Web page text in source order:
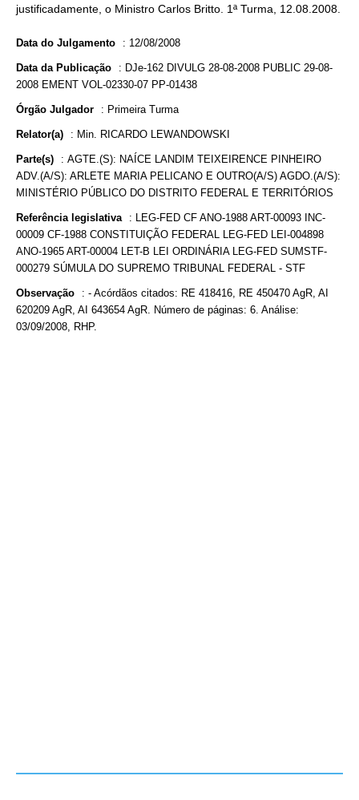
justificadamente, o Ministro Carlos Britto. 1ª Turma, 12.08.2008.
Data do Julgamento : 12/08/2008
Data da Publicação : DJe-162 DIVULG 28-08-2008 PUBLIC 29-08-
2008 EMENT VOL-02330-07 PP-01438
Órgão Julgador : Primeira Turma
Relator(a) : Min. RICARDO LEWANDOWSKI
Parte(s) : AGTE.(S): NAÍCE LANDIM TEIXEIRENCE PINHEIRO
ADV.(A/S): ARLETE MARIA PELICANO E OUTRO(A/S) AGDO.(A/S):
MINISTÉRIO PÚBLICO DO DISTRITO FEDERAL E TERRITÓRIOS
Referência legislativa : LEG-FED CF ANO-1988 ART-00093 INC-
00009 CF-1988 CONSTITUIÇÃO FEDERAL LEG-FED LEI-004898
ANO-1965 ART-00004 LET-B LEI ORDINÁRIA LEG-FED SUMSTF-
000279 SÚMULA DO SUPREMO TRIBUNAL FEDERAL - STF
Observação : - Acórdãos citados: RE 418416, RE 450470 AgR, AI
620209 AgR, AI 643654 AgR. Número de páginas: 6. Análise:
03/09/2008, RHP.